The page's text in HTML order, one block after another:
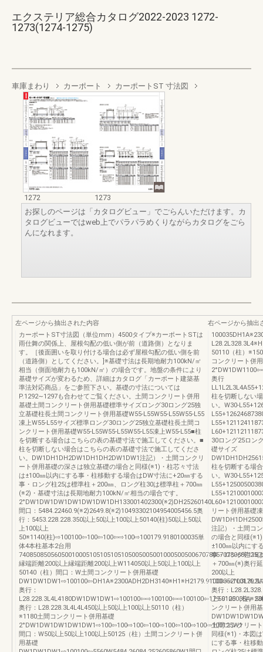
エクステリア総合カタログ2022-2023 1272-
1273(1274-1275)
車庫まわり カーポート カーポートST 寸法図
1272
1273
お探しのページは「カタログビュー」でごらんいただけます。カ
タログビューではweb上でパラパラめくりながらカタログをごら
んになれます。
左ページから抽出された内容
カーポートST寸法図（単位mm）4500タイプ※カーポートSTは
雨仕舞の関係上、屋根勾配の低い側が前（道路側）となりま
す。［後面囲いを取り付ける場合は必ず屋根勾配の低い側を前
（道路側）としてください。]※基礎寸法は長期地耐力100kN/㎡
相当（側面地耐力も100kN/㎡）の場合です。地盤の条件により
基礎サイズが変わるため、詳細はカタログ「カーポート建築基
準法対応商品」をご参照下さい。基礎の寸法については
P.1292∼1297も合わせてご覧ください。土間コンクリート併用
基礎土間コンクリート併用基礎標準サイズロング30ロング25独
立基礎柱長土間コンクリート併用基礎W55-L55W55-L55W55-L55
凍上W55-L55サイズ標準ロング30ロング25独立基礎柱長土間コ
ンクリート併用基礎W55-L55W55-L55W55-L55凍上W55-L55■柱
を切断する場合はこちらの表の基礎寸法で施工してください。■
柱を切断しない場合はこちらの表の基礎寸法で施工してくださ
い。DW1DH1DH2DW1DH1DH2DW1DW1注記）・土間コンクリ
ート併用基礎の深さは独立基礎の場合と同様(※1)・柱芯々寸法
は±100㎜以内にする事・柱移動する場合はDW寸法に+20㎜する
事・ロング柱25は標準柱＋200㎜、ロング柱30は標準柱＋700㎜
(※2)・基礎寸法は長期地耐力100kN/㎡相当の場合です。
2°DW1DW1DW1DW1DW1DW1DH133001402300(※2)DH25260140
間口：5484.22460.9(※2)2649.8(※2)10493302104954005456.5奥
行：5453.228.228.350以上50以上100以上50140(柱)50以上50以
上100以上
50※1140(柱)⇨100100⇦100⇦100⇦⇨100⇨100179.9180100035単
体4本柱基本2台用
縁端距離200以上縁端距離200以上W114050以上50以上100以上
50140（柱）間口：W土間コンクリート併用基礎
奥行：
奥行：L28.228.3L4L4L450以上50以上100以上50110（柱）
※1180土間コンクリート併用基礎
2°DW1DW1DW1DW1DW1⇨100⇦100⇨100⇦100⇨100⇦100⇨100⇦100125W1
間口：W50以上50以上100以上50125（柱）土間コンクリート併
用基礎
右ページから抽出
50110（柱）
コンクリート併
奥行
柱を切断しない
い。W30-
30ロング25ロン
礎サイズ
柱を切断する場
い。W30-
リート併用基礎
注記）・土間
の場合と同様
±100㎜以内にす
事・ロング柱
＋700㎜(※)奥行
200以上
奥行：
上50125（柱）
ンクリート併用
土間コンクリ
同様(※1)・本図
にする事・柱